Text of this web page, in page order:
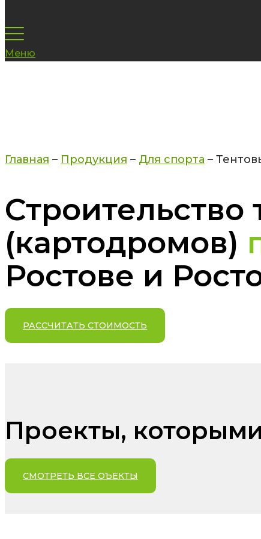
Меню
Главная – Продукция – Для спорта –
Строительство
(картодромов)
Ростове и
РАССЧИТАТЬ СТОИМОСТЬ
Проекты, которыми
СМОТРЕТЬ ВСЕ ОЪЕКТЫ